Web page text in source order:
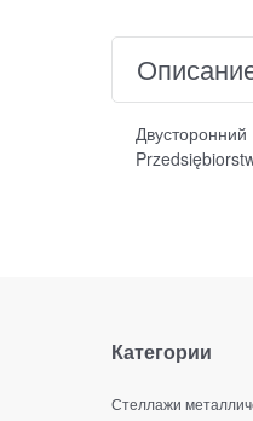
Категории
Стеллажи